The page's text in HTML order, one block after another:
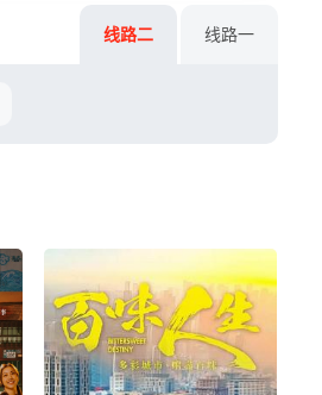
线路二 线路一